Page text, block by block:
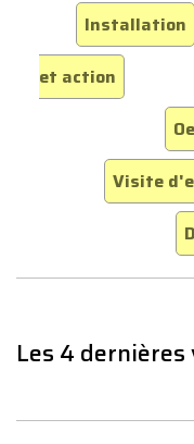
Installation
et action
Visite
Les 4